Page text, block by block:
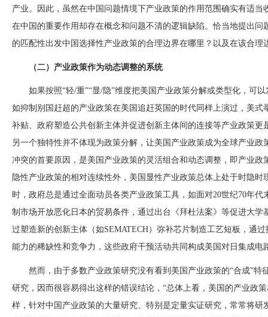
产业。因此，虽然在中国问题情境下产业政策的作用范围确实有适
在中国的重要作用却存在概念和问题不清的逻辑缺陷。恰当地提出
的匹配性出发中国选择性产业政策的合理边界在哪里？以及在该合理
（二）产业政策作为动态调整的系统
如果按照“轻/重”“显/隐”维度把美国产业政策分解或类型化，可
如抑制别国赶超的产业政策在美国追赶英国的时代同样上演过，美
补贴、政府塑造公共创新主体并促进创新主体间的连接等产业政策
另一个独特性并不体现为政策分解，让美国产业政策成为全球产业
冲突的首要原因，是美国产业政策的灵活组合和动态调整，即产业
隐性产业政策的相对连续性外，美国显性产业政策总体上处于时隐
时，政府总是通过全面动员各类产业政策工具，如面对20世纪70年
制市场开放恶化日本的贸易条件，通过出台《拜杜法案》等促进大
过塑造新的创新主体（如SEMATECH）弥补芯片制造工艺短板，通
能力的稀缺性和竞争力，这些政府干预活动共同构成美国对日集成电
然而，由于多数产业政策研究没有看到美国产业政策的“合成”特
研究，因而很容易得出这样的错误结论，“总体上看，美国的产业政
样，针对中国产业政策的大量研究、特别是定量实证研究，常常将